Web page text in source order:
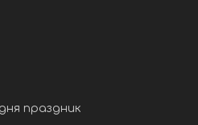
праздник